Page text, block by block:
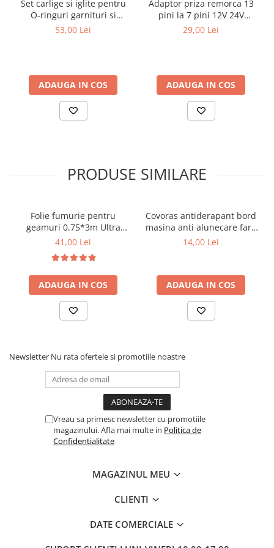
Covorase MINI
Covorase NISSAN
Covorase PORSCHE
Covorase RENAULT
Covorase SUZUKI
Covorase VOLKSWAGEN
Covorase VOLVO
Tavite Portbagaj
ELECTRICE AUTO
Adaptoare Bricheta Auto
Borne Baterie
Bricheta Auto
Cabluri Alimentare Date Telefon
Claxoane Auto
Incarcatoare Auto
Roboti Pornire Auto
• model: steag Romania
• numar LED-uri: 45 LED
• culori iluminare: rosu, galben si albastru
• montaj: ventuze pentru parbriz interior
Avantaje
• montaj rapid fara modificari
• alimentare directa la bricheta auto
Pretul afisat este per bucata.
Set carlige si iglite pentru
O-ringuri garnituri si
simeringuri 9 piese
53,00 Lei
ADAUGA IN COS
Adaptor priza remorca 13
pini la 7 pini 12V 24V
universala conector auto
29,00 Lei
ADAUGA IN COS
PRODUSE SIMILARE
Folie fumurie pentru
geamuri 0.75*3m Ultra
Super Dark Black 1%
41,00 Lei
ADAUGA IN COS
Covoras antiderapant bord
masina anti alunecare fara
lipire
14,00 Lei
ADAUGA IN COS
Newsletter Nu rata ofertele si promotiile noastre
Vreau sa primesc newsletter cu promotiile
magazinului. Afla mai multe in Politica de
Confidentialitate
MAGAZINUL MEU
CLIENTI
DATE COMERCIALE